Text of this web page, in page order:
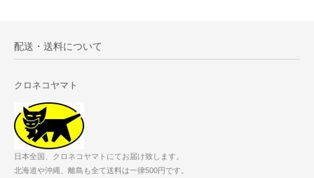
配送・送料について
クロネコヤマト
日本全国、クロネコヤマトにてお届け致します。
北海道や沖縄、離島も全て送料は一律500円です。